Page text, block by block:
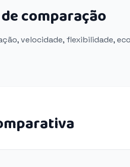
comparação
velocidade, flexibilidade,